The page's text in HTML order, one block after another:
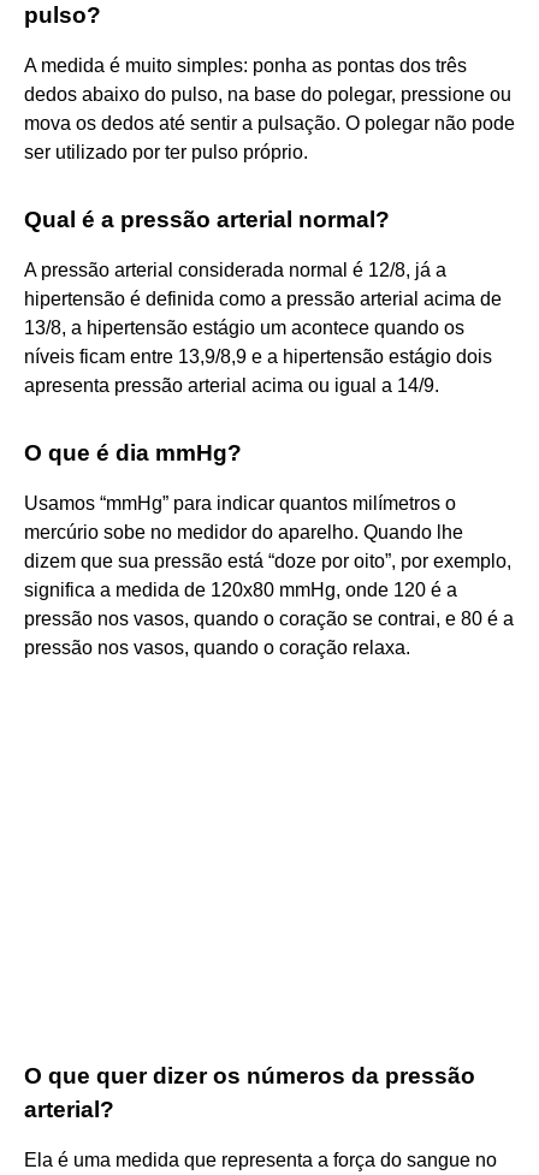
pulso?
A medida é muito simples: ponha as pontas dos três
dedos abaixo do pulso, na base do polegar, pressione ou
mova os dedos até sentir a pulsação. O polegar não pode
ser utilizado por ter pulso próprio.
Qual é a pressão arterial normal?
A pressão arterial considerada normal é 12/8, já a
hipertensão é definida como a pressão arterial acima de
13/8, a hipertensão estágio um acontece quando os
níveis ficam entre 13,9/8,9 e a hipertensão estágio dois
apresenta pressão arterial acima ou igual a 14/9.
O que é dia mmHg?
Usamos “mmHg” para indicar quantos milímetros o
mercúrio sobe no medidor do aparelho. Quando lhe
dizem que sua pressão está “doze por oito”, por exemplo,
significa a medida de 120x80 mmHg, onde 120 é a
pressão nos vasos, quando o coração se contrai, e 80 é a
pressão nos vasos, quando o coração relaxa.
O que quer dizer os números da pressão
arterial?
Ela é uma medida que representa a força do sangue no